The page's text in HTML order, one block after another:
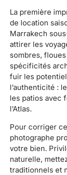
La première
de location
Marrakech
attirer les
sombres,
spécificités
fuir les
l’authenticité :
les patios avec
l’Atlas.
Pour corriger
photographe
votre bien.
naturelle,
traditionnels et